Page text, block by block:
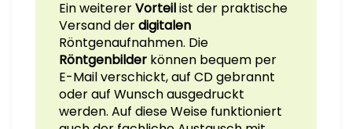
Ein weitererVorteilist der praktische
Versand derdigitalen
Röntgenaufnahmen. Die
Röntgenbilder können bequem per
E-Mail verschickt, auf CD gebrannt
oder auf Wunsch ausgedruckt
werden. Auf diese Weise funktioniert